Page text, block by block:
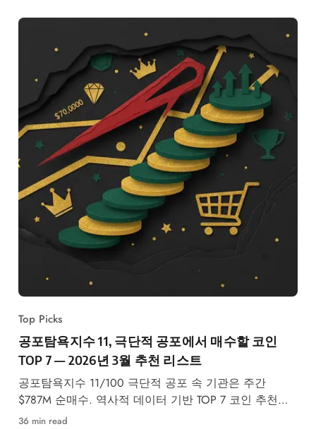
Top Picks
공포탐욕지수 11, 극단적 공포에서 매수할 코인
TOP 7 — 2026년 3월 추천 리스트
공포탐욕지수 11/100 극단적 공포 속 기관은 주간
$787M 순매수. 역사적 데이터 기반 TOP 7 코인 추천과
리스크 분석.
36 min read